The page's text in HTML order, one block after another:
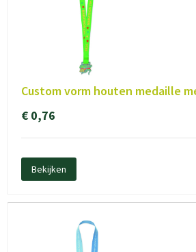
Custom vorm houten medaille
€ 0,76
Bekijken